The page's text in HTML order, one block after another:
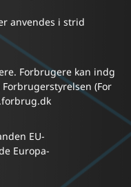
anvendes i strid
Forbrugere kan indg
(For
EU-
Europa-